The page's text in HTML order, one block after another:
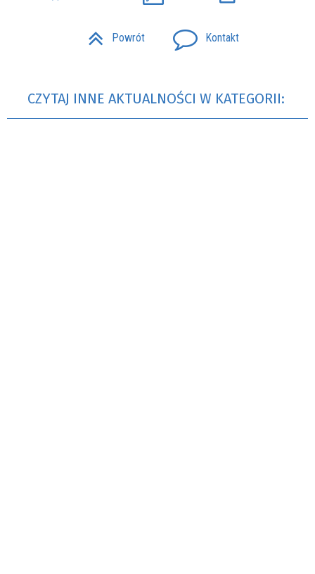
Powrót Kontakt
CZYTAJ INNE AKTUALNOŚCI W KATEGORII: